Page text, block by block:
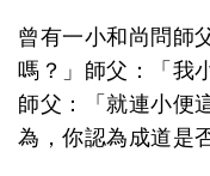
曾有一小和尚問師
嗎？」師父：「我
師父：「就連小便
為，你認為成道是